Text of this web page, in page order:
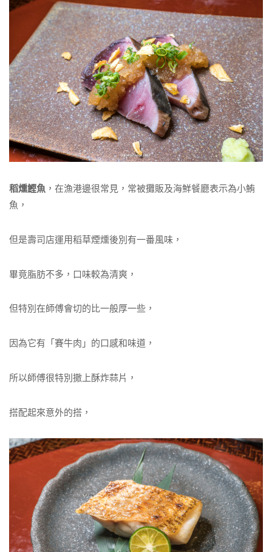
稻燻鰹魚 ，在漁港邊很常見，常被攤販及海鮮餐廳表示為小鮪
魚，
但是壽司店運用稻草煙燻後別有一番風味，
畢竟脂肪不多，口味較為清爽，
但特別在師傅會切的比一般厚一些，
因為它有「賽牛肉」的口感和味道，
所以師傅很特別撒上酥炸蒜片，
搭配起來意外的搭，